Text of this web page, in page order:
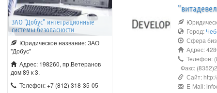
ЗАО "Добус" интеграционные
системы безопасности
Юридическое название: ЗАО
"Добус"
Адрес: 198260, пр.Ветеранов
дом 89 к 3.
Телефон: +7 (812) 318-35-05
Город:
Сфера
Адрес:
Телефон:
Факс:
Сайт:
E-Mail: